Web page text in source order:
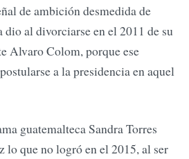
de ambición desmedida de
dio al divorciarse en el 2011 de su
Alvaro Colom, porque ese
a la presidencia en aquel
guatemalteca Sandra Torres
lo que no logró en el 2015, al ser